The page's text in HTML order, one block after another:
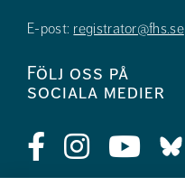
E-post: registrator@fhs.se
Följ oss på
sociala medier